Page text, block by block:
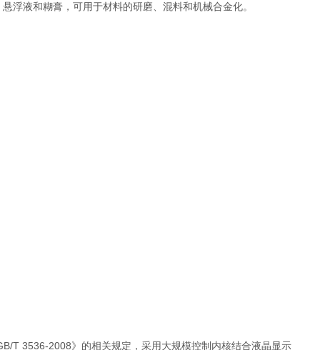
浮液和糊膏，可用于材料的研磨、混料和机械合金化。
T 3536-2008》的相关规定，采用大规模控制内核结合液晶显示